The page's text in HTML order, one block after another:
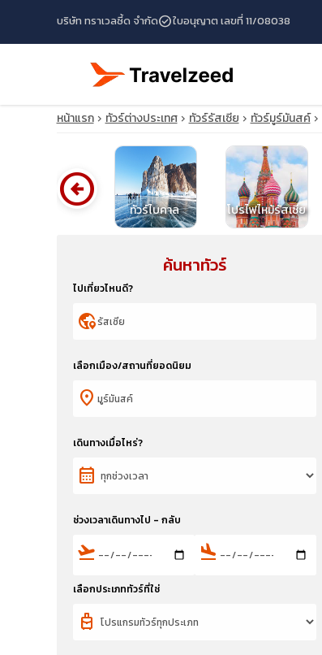
บริษัท ทราเวลซี้ด จำกัดcheck_circleใบอนุญาต เลขที่ 11/08038
หน้าแรก ทัวร์ต่างประเทศ ทัวร์รัสเซีย ทัวร์มูร์มันสค์
ทัวร์ไอซ์แลนด์ ทัวร์ไบคาล โปรไฟไหม้รัสเซีย
arrow_circle_left
ค้นหาทัวร์
ไปเที่ยวไหนดี?
globe_location_pin
เลือกเมือง/สถานที่ยอดนิยม
location_on
เดินทางเมื่อไหร่?
calendar_month
ช่วงเวลาเดินทางไป - กลับ
flight_takeoff flight_land
เลือกประเภททัวร์ที่ใช่
travel_luggage_and_bags